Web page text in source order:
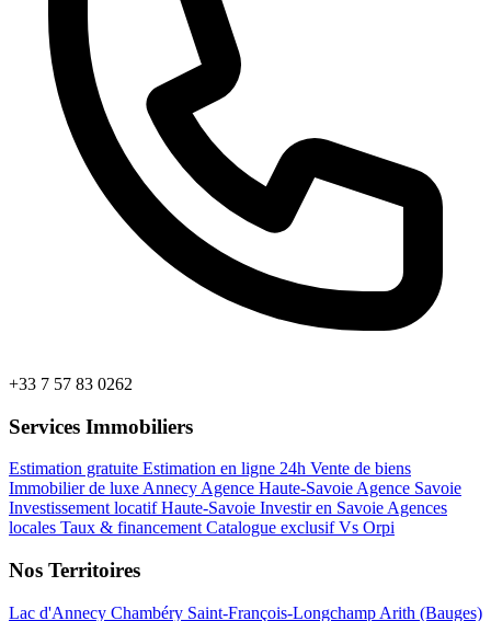
+33 7 57 83 0262
Services Immobiliers
Estimation gratuite Estimation en ligne 24h Vente de biens
Immobilier de luxe Annecy Agence Haute-Savoie Agence Savoie
Investissement locatif Haute-Savoie Investir en Savoie Agences
locales Taux & financement Catalogue exclusifVs Orpi
Nos Territoires
Lac d'Annecy Chambéry Saint-François-Longchamp Arith (Bauges)